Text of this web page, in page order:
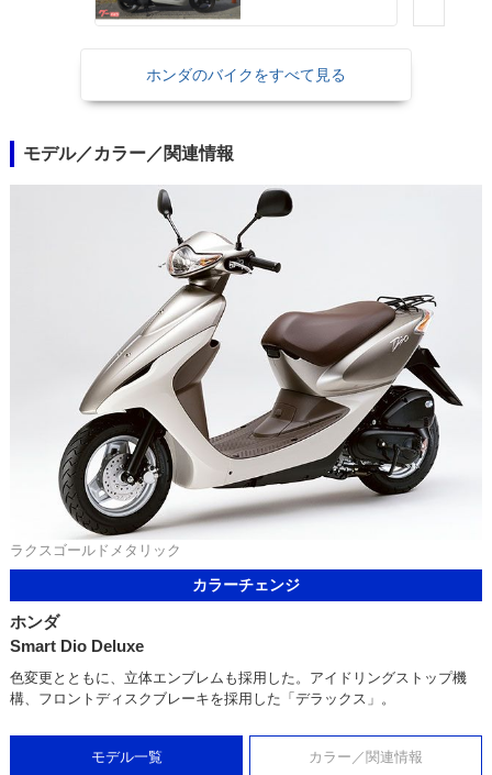
ホンダのバイクをすべて見る
モデル／カラー／関連情報
ラクスゴールドメタリック
カラーチェンジ
ホンダ
Smart Dio Deluxe
色変更とともに、立体エンブレムも採用した。アイドリングストップ機
構、フロントディスクブレーキを採用した「デラックス」。
モデル一覧 カラー／関連情報